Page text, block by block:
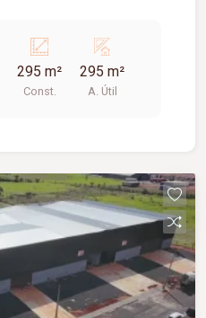
295 m²
Const.
295 m²
A. Útil